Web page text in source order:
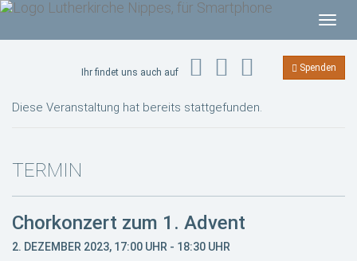
T
o
g
g
Ihr findet uns auch auf Spenden
Diese Veranstaltung hat bereits stattgefunden.
TERMIN
Chorkonzert zum 1. Advent
2. DEZEMBER 2023, 17:00 UHR - 18:30 UHR